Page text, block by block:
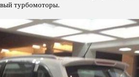
турбомоторы.